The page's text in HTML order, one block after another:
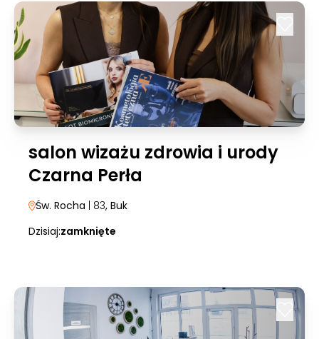
salon wizażu zdrowia i urody
Czarna Perła
Św. Rocha | 83, Buk
Dzisiaj:zamknięte